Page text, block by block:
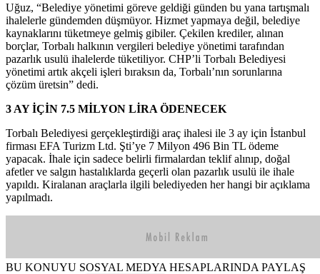
Uğuz, “Belediye yönetimi göreve geldiği günden bu yana tartışmalı
ihalelerle gündemden düşmüyor. Hizmet yapmaya değil, belediye
kaynaklarını tüketmeye gelmiş gibiler. Çekilen krediler, alınan
borçlar, Torbalı halkının vergileri belediye yönetimi tarafından
pazarlık usulü ihalelerde tüketiliyor. CHP’li Torbalı Belediyesi
yönetimi artık akçeli işleri bıraksın da, Torbalı’nın sorunlarına
çözüm üretsin” dedi.
3 AY İÇİN 7.5 MİLYON LİRA ÖDENECEK
Torbalı Belediyesi gerçekleştirdiği araç ihalesi ile 3 ay için İstanbul
firması EFA Turizm Ltd. Şti’ye 7 Milyon 496 Bin TL ödeme
yapacak. İhale için sadece belirli firmalardan teklif alınıp, doğal
afetler ve salgın hastalıklarda geçerli olan pazarlık usulü ile ihale
yapıldı. Kiralanan araçlarla ilgili belediyeden her hangi bir açıklama
yapılmadı.
BU KONUYU SOSYAL MEDYA HESAPLARINDA PAYLAŞ